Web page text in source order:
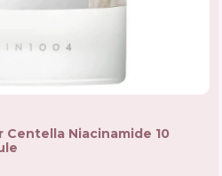
Centella Niacinamide 10